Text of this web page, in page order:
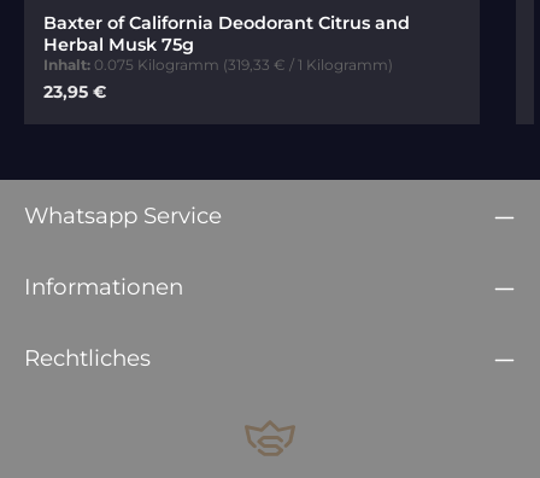
Baxter of California Deodorant Citrus and
Herbal Musk 75g
Inhalt: 0.075 Kilogramm (319,33 € / 1 Kilogramm)
Regulärer Preis:
23,95 €
Whatsapp Service
Informationen
Rechtliches